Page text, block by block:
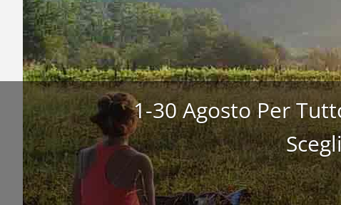
1-30 Agosto Per
3-7 Agosto 2026 A
Distensiva